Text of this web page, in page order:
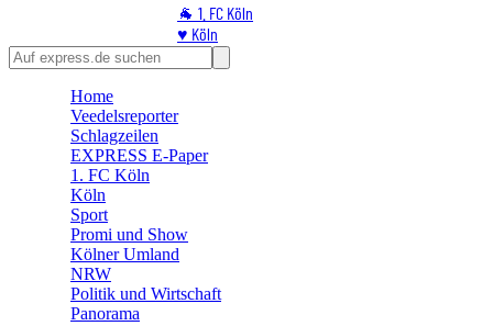
🐐 1. FC Köln
♥️ Köln
⭐ Promi
🛒 Shoppingwelt
Home
Veedelsreporter
Schlagzeilen
EXPRESS E-Paper
1. FC Köln
Köln
Sport
Promi und Show
Kölner Umland
NRW
Politik und Wirtschaft
Panorama